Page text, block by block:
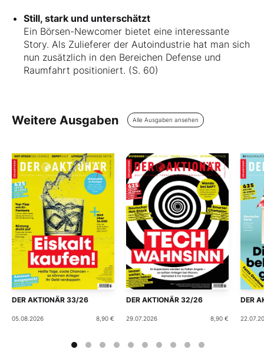
Still, stark und unterschätzt
Ein Börsen-Newcomer bietet eine interessante
Story. Als Zulieferer der Autoindustrie hat man sich
nun zusätzlich in den Bereichen Defense und
Raumfahrt positioniert. (S. 60)
Weitere Ausgaben Alle Ausgaben ansehen
DER AKTIONÄR 33/26
05.08.2026 8,90 €
DER AKTIONÄR 32/26
29.07.2026 8,90 €
DER